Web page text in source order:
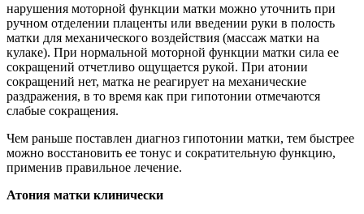
нарушения моторной функции матки можно уточнить при
ручном отделении плаценты или введении руки в полость
матки для механического воздействия (массаж матки на
кулаке). При нормальной моторной функции матки сила ее
сокращений отчетливо ощущается рукой. При атонии
сокращений нет, матка не реагирует на механические
раздражения, в то время как при гипотонии отмечаются
слабые сокращения.
Чем раньше поставлен диагноз гипотонии матки, тем быстрее
можно восстановить ее тонус и сократительную функцию,
применив правильное лечение.
Атония матки клинически